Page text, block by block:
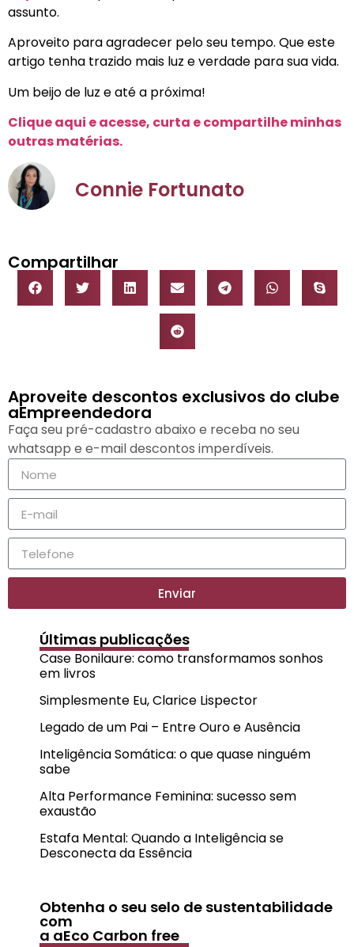
assunto.
Aproveito para agradecer pelo seu tempo. Que este
artigo tenha trazido mais luz e verdade para sua vida.
Um beijo de luz e até a próxima!
Clique aqui e acesse, curta e compartilhe minhas
outras matérias.
Connie Fortunato
Compartilhar
Aproveite descontos exclusivos do clube
aEmpreendedora
Faça seu pré-cadastro abaixo e receba no seu
whatsapp e e-mail descontos imperdíveis.
Enviar
Últimas publicações
Case Bonilaure: como transformamos sonhos
em livros
Simplesmente Eu, Clarice Lispector
Legado de um Pai – Entre Ouro e Ausência
Inteligência Somática: o que quase ninguém
sabe
Alta Performance Feminina: sucesso sem
exaustão
Estafa Mental: Quando a Inteligência se
Desconecta da Essência
Obtenha o seu selo de sustentabilidade
com
a aEco Carbon free